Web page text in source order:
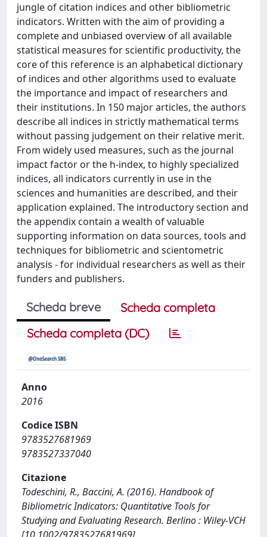
jungle of citation indices and other bibliometric
indicators. Written with the aim of providing a
complete and unbiased overview of all available
statistical measures for scientific productivity, the
core of this reference is an alphabetical dictionary
of indices and other algorithms used to evaluate
the importance and impact of researchers and
their institutions. In 150 major articles, the authors
describe all indices in strictly mathematical terms
without passing judgement on their relative merit.
From widely used measures, such as the journal
impact factor or the h-index, to highly specialized
indices, all indicators currently in use in the
sciences and humanities are described, and their
application explained. The introductory section and
the appendix contain a wealth of valuable
supporting information on data sources, tools and
techniques for bibliometric and scientometric
analysis - for individual researchers as well as their
funders and publishers.
Scheda breve
Scheda completa
Scheda completa (DC)
Anno
2016
Codice ISBN
9783527681969
9783527337040
Citazione
Todeschini, R., Baccini, A. (2016). Handbook of
Bibliometric Indicators: Quantitative Tools for
Studying and Evaluating Research. Berlino : Wiley-VCH